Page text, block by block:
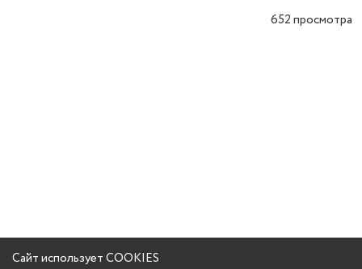
652просмотра
Сайт использует COOKIES